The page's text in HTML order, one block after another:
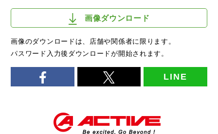
画像ダウンロード
画像のダウンロードは、店舗や関係者に限ります。
パスワード入力後ダウンロードが開始されます。
LINE